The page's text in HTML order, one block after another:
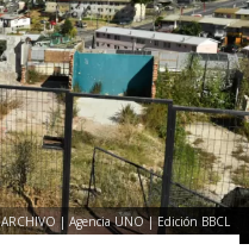
ARCHIVO | Agencia UNO | Edición BBCL